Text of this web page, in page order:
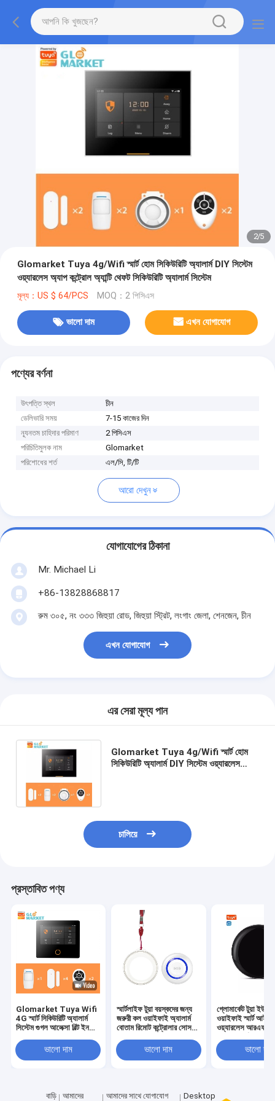
2/5
Glomarket Tuya 4g/Wifi স্মার্ট হোম সিকিউরিটি অ্যালার্ম DIY সিস্টেম
ওয়্যারলেস অ্যাপ কন্ট্রোল অ্যান্টি থেফট সিকিউরিটি অ্যালার্ম সিস্টেম
মূল্য：US $ 64/PCS MOQ：2 পিসিএস
ভালো দাম এখন যোগাযোগ
পণ্যের বর্ণনা
উৎপত্তি স্থল
চীন
ডেলিভারি সময়
7-15 কাজের দিন
ন্যূনতম চাহিদার পরিমাণ
2 পিসিএস
পরিচিতিমুলক নাম
Glomarket
পরিশোধের শর্ত
এল/সি, টি/টি
আরো দেখুন
যোগাযোগের ঠিকানা
Mr. Michael Li
+86-13828868817
রুম ৩০৫, নং ৩৩৩ জিহুয়া রোড, জিহুয়া স্ট্রিট, লংগাং জেলা, শেনজেন, চীন
এখন যোগাযোগ
এর সেরা মূল্য পান
Glomarket Tuya 4g/Wifi স্মার্ট হোম
সিকিউরিটি অ্যালার্ম DIY সিস্টেম ওয়্যারলেস
চালিয়ে
প্রস্তাবিত পণ্য
Glomarket Tuya Wifi
4G স্মার্ট সিকিউরিটি অ্যালার্ম
সিস্টেম গুগল আলেক্সা বিল্ট ইন
ভালো দাম
স্মার্টলাইফ টুয়া বয়স্কদের জন্য
জরুরী কল ওয়াইফাই অ্যালার্ম
বোতাম রিমোট কন্ট্রোলার সোস
ভালো দাম
গ্লোমার্কেট টুয়া
ওয়াইফাই স্মার্ট আইআর
ওয়্যারলেস আরএফ
অ্যালেক্সার সাথে কাজ
ভালো দাম
বাড়ি আমাদের আমাদের সাথে যোগাযোগ
Desktop